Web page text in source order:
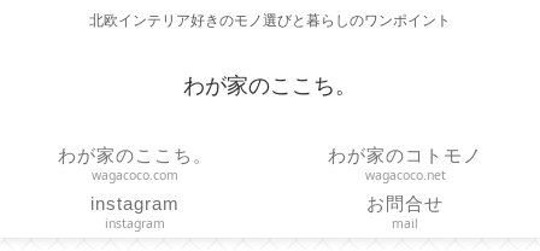
北欧インテリア好きのモノ選びと暮らしのワンポイント
わが家のここち。
わが家のここち。
wagacoco.com
わが家のコトモノ
wagacoco.net
instagram
instagram
お問合せ
mail